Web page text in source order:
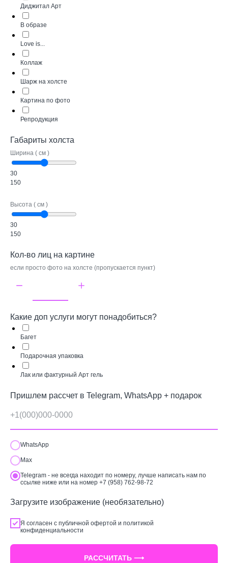
Диджитал Арт
В образе
Love is...
Коллаж
Шарж на холсте
Картина по фото
Репродукция
Габариты холста
Ширина ( см )
30
150
Высота ( см )
30
150
Кол-во лиц на картине
если просто фото на холсте (пропускается пункт)
Какие доп услуги могут понадобиться?
Багет
Подарочная упаковка
Лак или фактурный Арт гель
Пришлем рассчет в Telegram, WhatsApp + подарок
WhatsApp
Max
Telegram - не всегда находит по номеру, лучше написать нам по
ссылке ниже или на номер +7 (958) 762-98-72
Загрузите изображение (необязательно)
Я согласен с публичной офертой и политикой
конфиденциальности
РАССЧИТАТЬ ⟶